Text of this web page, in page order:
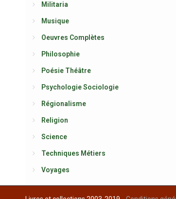
Militaria
Musique
Oeuvres Complètes
Philosophie
Poésie Théâtre
Psychologie Sociologie
Régionalisme
Religion
Science
Techniques Métiers
Voyages